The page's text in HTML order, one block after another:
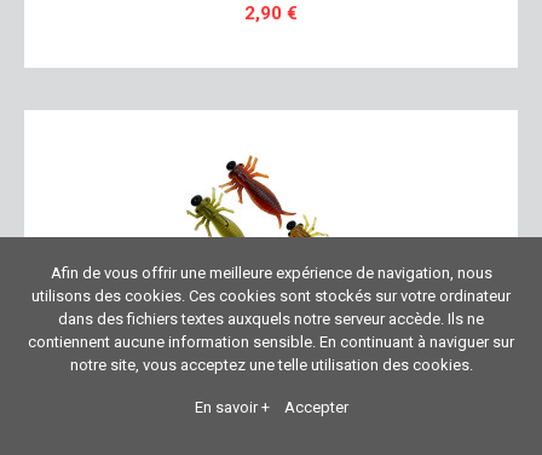
2,90 €
insecte
Afin de vous offrir une meilleure expérience de navigation, nous
utilisons des cookies. Ces cookies sont stockés sur votre ordinateur
dans des fichiers textes auxquels notre serveur accède. Ils ne
contiennent aucune information sensible. En continuant à naviguer sur
notre site, vous acceptez une telle utilisation des cookies.
En savoir + Accepter